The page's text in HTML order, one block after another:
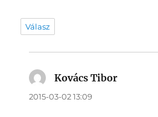
Válasz
Kovács Tibor
2015-03-02 13:09